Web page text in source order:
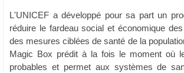
L'UNICEF a développé pour sa part un
réduire le fardeau social et économique
des mesures ciblées de santé de la
Magic Box prédit à la fois le moment où
probables et permet aux systèmes de